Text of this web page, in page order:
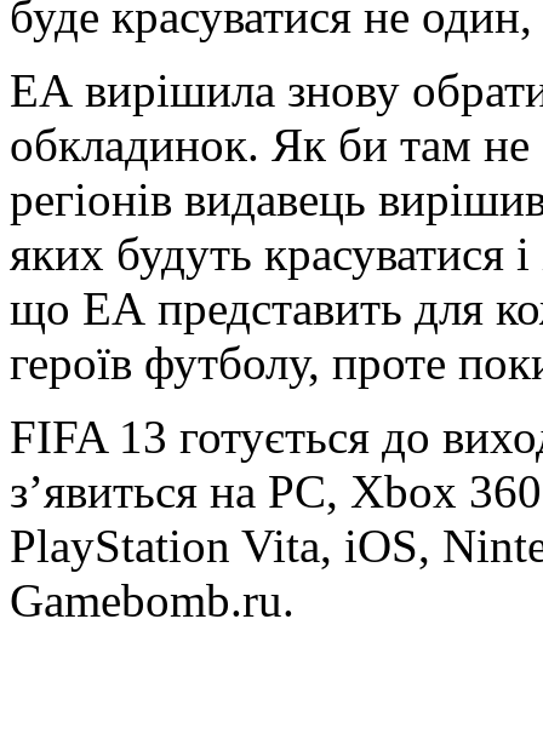
буде красуватися не один,
ЕА вирішила знову
обкладинок. Як би там не
регіонів видавець
яких будуть красуватися
що ЕА представить для
героїв футболу, проте
FIFA 13 готується до
з’явиться на PC, Xbox
PlayStation Vita, iOS,
Gamebomb.ru.